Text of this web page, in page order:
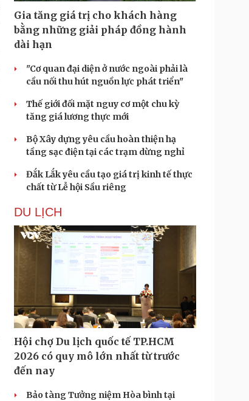
Gia tăng giá trị cho khách hàng
bằng những giải pháp đồng hành
dài hạn
"Cơ quan đại diện ở nước ngoài phải là
cầu nối thu hút nguồn lực phát triển"
Thế giới đối mặt nguy cơ một chu kỳ
tăng giá lương thực mới
Bộ Xây dựng yêu cầu hoàn thiện hạ
tầng sạc điện tại các trạm dừng nghỉ
Đắk Lắk yêu cầu tạo giá trị kinh tế thực
chất từ Lễ hội Sầu riêng
DU LỊCH
Hội chợ Du lịch quốc tế TP.HCM
2026 có quy mô lớn nhất từ trước
đến nay
Bảo tàng Tưởng niệm Hòa bình tại